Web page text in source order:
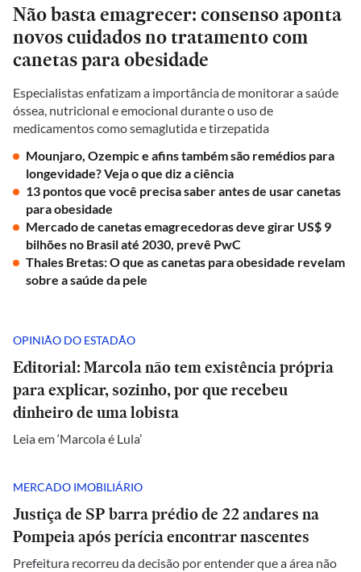
Não basta emagrecer: consenso aponta
novos cuidados no tratamento com
canetas para obesidade
Especialistas enfatizam a importância de monitorar a saúde
óssea, nutricional e emocional durante o uso de
medicamentos como semaglutida e tirzepatida
Mounjaro, Ozempic e afins também são remédios para
longevidade? Veja o que diz a ciência
13 pontos que você precisa saber antes de usar canetas
para obesidade
Mercado de canetas emagrecedoras deve girar US$ 9
bilhões no Brasil até 2030, prevê PwC
Thales Bretas: O que as canetas para obesidade revelam
sobre a saúde da pele
OPINIÃO DO ESTADÃO
Editorial: Marcola não tem existência própria
para explicar, sozinho, por que recebeu
dinheiro de uma lobista
Leia em ‘Marcola é Lula’
MERCADO IMOBILIÁRIO
Justiça de SP barra prédio de 22 andares na
Pompeia após perícia encontrar nascentes
Prefeitura recorreu da decisão por entender que a área não